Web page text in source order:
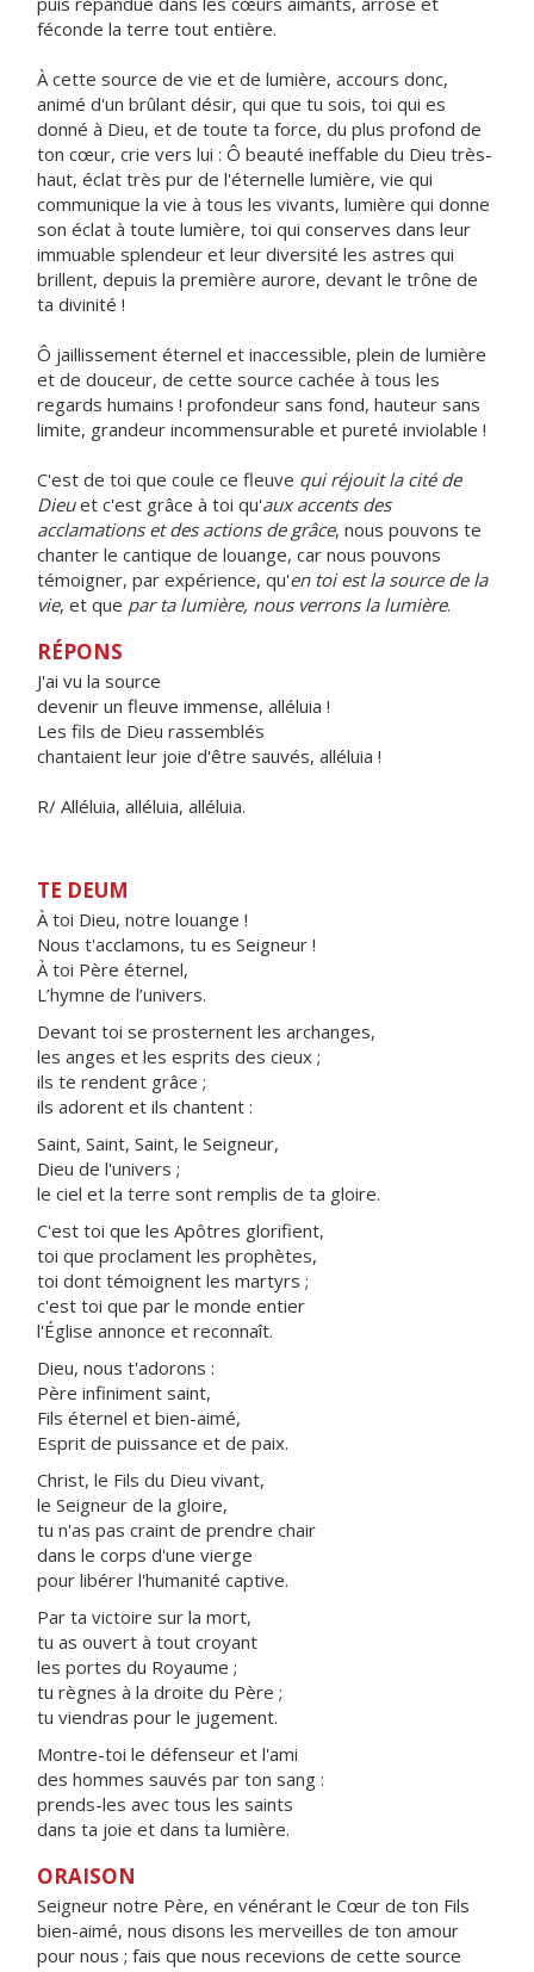
féconde la terre tout entière.
À cette source de vie et de lumière, accours donc,
animé d'un brûlant désir, qui que tu sois, toi qui es
donné à Dieu, et de toute ta force, du plus profond de
ton cœur, crie vers lui : Ô beauté ineffable du Dieu très-
haut, éclat très pur de l'éternelle lumière, vie qui
communique la vie à tous les vivants, lumière qui donne
son éclat à toute lumière, toi qui conserves dans leur
immuable splendeur et leur diversité les astres qui
brillent, depuis la première aurore, devant le trône de
ta divinité !
Ô jaillissement éternel et inaccessible, plein de lumière
et de douceur, de cette source cachée à tous les
regards humains ! profondeur sans fond, hauteur sans
limite, grandeur incommensurable et pureté inviolable !
C'est de toi que coule ce fleuve qui réjouit la cité de
Dieuet c'est grâce à toi qu'aux accents des
acclamations et des actions de grâce, nous pouvons te
chanter le cantique de louange, car nous pouvons
témoigner, par expérience, qu'en toi est la source de la
vie, et que par ta lumière, nous verrons la lumière.
RÉPONS
J'ai vu la source
devenir un fleuve immense, alléluia !
Les fils de Dieu rassemblés
chantaient leur joie d'être sauvés, alléluia !
R/ Alléluia, alléluia, alléluia.
TE DEUM
À toi Dieu, notre louange !
Nous t'acclamons, tu es Seigneur !
À toi Père éternel,
L’hymne de l’univers.
Devant toi se prosternent les archanges,
les anges et les esprits des cieux ;
ils te rendent grâce ;
ils adorent et ils chantent :
Saint, Saint, Saint, le Seigneur,
Dieu de l'univers ;
le ciel et la terre sont remplis de ta gloire.
C'est toi que les Apôtres glorifient,
toi que proclament les prophètes,
toi dont témoignent les martyrs ;
c'est toi que par le monde entier
l'Église annonce et reconnaît.
Dieu, nous t'adorons :
Père infiniment saint,
Fils éternel et bien-aimé,
Esprit de puissance et de paix.
Christ, le Fils du Dieu vivant,
le Seigneur de la gloire,
tu n'as pas craint de prendre chair
dans le corps d'une vierge
pour libérer l'humanité captive.
Par ta victoire sur la mort,
tu as ouvert à tout croyant
les portes du Royaume ;
tu règnes à la droite du Père ;
tu viendras pour le jugement.
Montre-toi le défenseur et l'ami
des hommes sauvés par ton sang :
prends-les avec tous les saints
dans ta joie et dans ta lumière.
ORAISON
Seigneur notre Père, en vénérant le Cœur de ton Fils
bien-aimé, nous disons les merveilles de ton amour
pour nous ; fais que nous recevions de cette source